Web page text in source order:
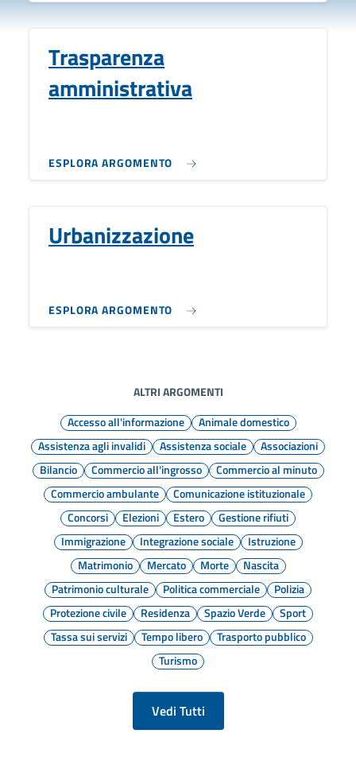
Trasparenza
amministrativa
ESPLORA ARGOMENTO
Urbanizzazione
ESPLORA ARGOMENTO
ALTRI ARGOMENTI
Accesso all'informazione
Animale domestico
Assistenza agli invalidi
Assistenza sociale
Associazioni
Bilancio
Commercio all'ingrosso
Commercio al minuto
Commercio ambulante
Comunicazione istituzionale
Concorsi
Elezioni Estero
Gestione rifiuti
Immigrazione
Integrazione sociale
Istruzione
Matrimonio
Mercato Morte
Nascita
Patrimonio culturale
Politica commerciale
Polizia
Protezione civile
Residenza Spazio Verde
Sport
Tassa sui servizi
Tempo libero
Trasporto pubblico
Turismo
Vedi Tutti